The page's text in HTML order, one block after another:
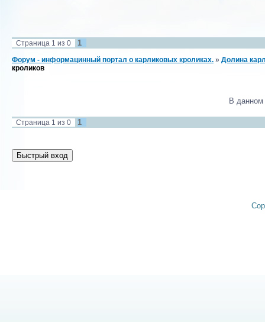
Страница 1 из 0 1
Форум - информацинный портал о карликовых кроликах. » Долина
кроликов
В
Страница 1 из 0 1